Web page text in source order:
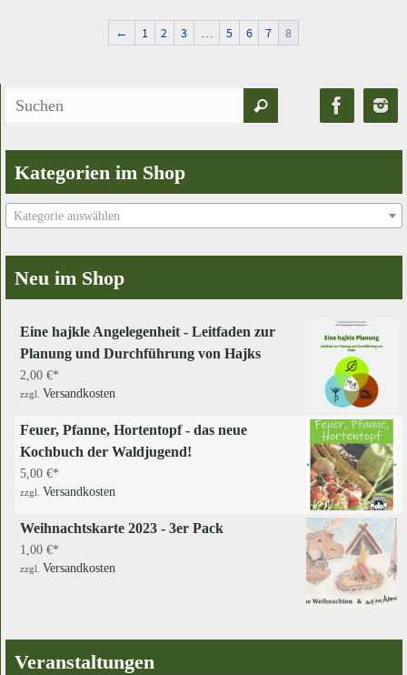
← 1 2 3 … 5 6 7 8
Suchen
Kategorien im Shop
Kategorie auswählen
Neu im Shop
Eine hajkle Angelegenheit - Leitfaden zur
Planung und Durchführung von Hajks
2,00 €
zzgl. Versandkosten
Feuer, Pfanne, Hortentopf - das neue
Kochbuch der Waldjugend!
5,00 €
zzgl. Versandkosten
Weihnachtskarte 2023 - 3er Pack
1,00 €
zzgl. Versandkosten
Veranstaltungen